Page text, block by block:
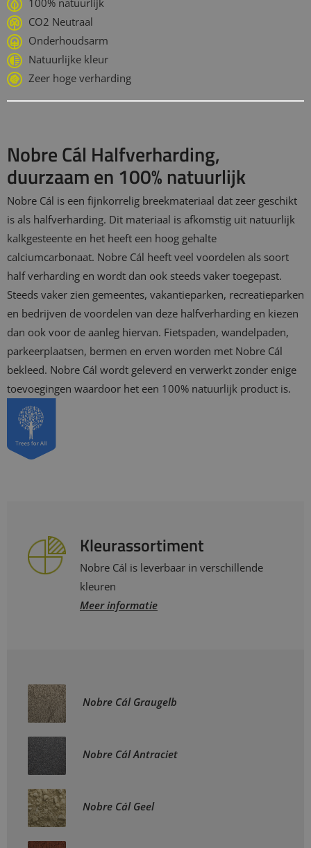
100% natuurlijk
CO2 Neutraal
Onderhoudsarm
Natuurlijke kleur
Zeer hoge verharding
Nobre Cál Halfverharding,
duurzaam en 100% natuurlijk
Nobre Cál is een fijnkorrelig breekmateriaal dat zeer geschikt
is als halfverharding. Dit materiaal is afkomstig uit natuurlijk
kalkgesteente en het heeft een hoog gehalte
calciumcarbonaat. Nobre Cál heeft veel voordelen als soort
half verharding en wordt dan ook steeds vaker toegepast.
Steeds vaker zien gemeentes, vakantieparken, recreatieparken
en bedrijven de voordelen van deze halfverharding en kiezen
dan ook voor de aanleg hiervan. Fietspaden, wandelpaden,
parkeerplaatsen, bermen en erven worden met Nobre Cál
bekleed. Nobre Cál wordt geleverd en verwerkt zonder enige
toevoegingen waardoor het een 100% natuurlijk product is.
Kleurassortiment
Nobre Cál is leverbaar in verschillende
kleuren
Meer informatie
Nobre Cál Graugelb
Nobre Cál Antraciet
Nobre Cál Geel